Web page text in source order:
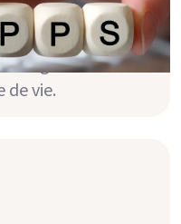
? Tu
de blog des
vie.